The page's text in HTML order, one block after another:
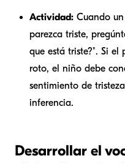
Actividad: Cuando
parezca triste,
que está triste?". Si el
roto, el niño debe
sentimiento de
inferencia.
Desarrollar el